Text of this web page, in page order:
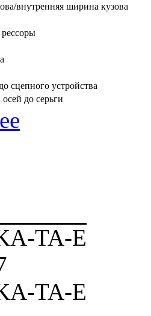
внутренняя ширина кузова
сцепного устройства
до серьги
TA-E
TA-E